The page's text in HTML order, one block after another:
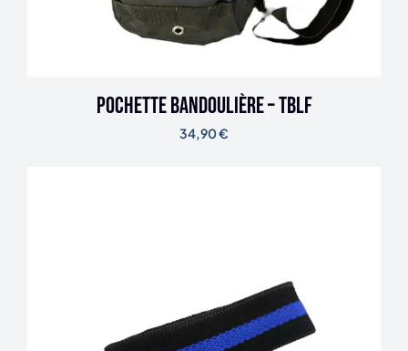
Pochette bandoulière – TBLF
34,90€